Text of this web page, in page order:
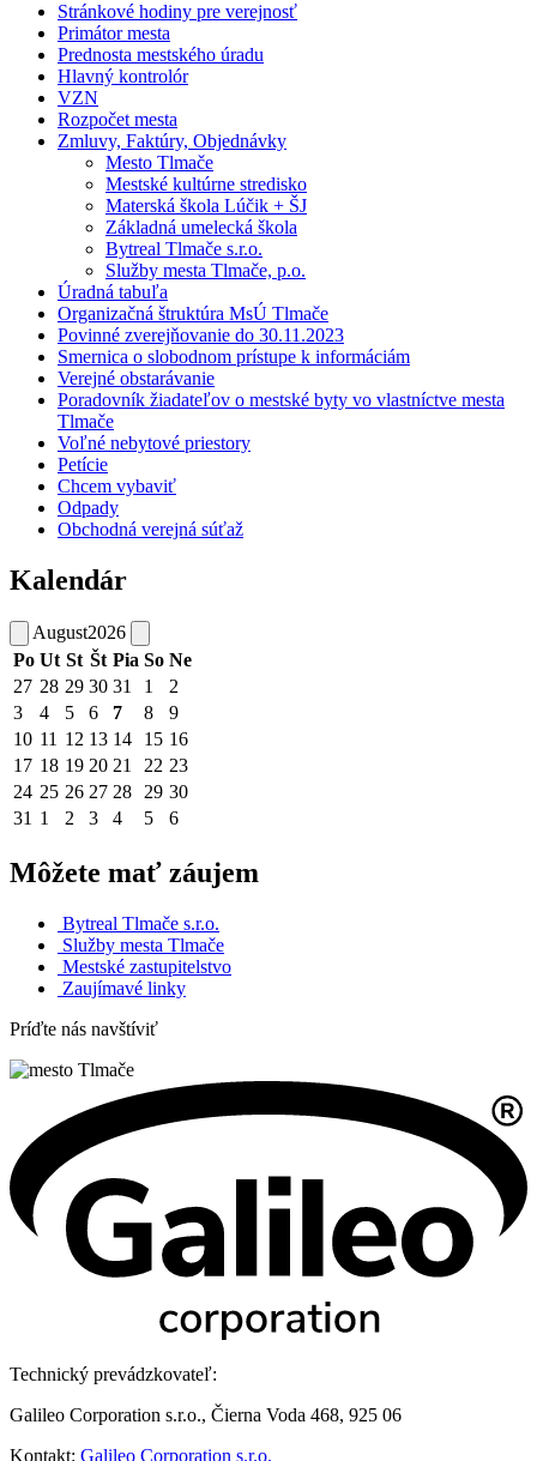
Stránkové hodiny pre verejnosť
Primátor mesta
Prednosta mestského úradu
Hlavný kontrolór
VZN
Rozpočet mesta
Zmluvy, Faktúry, Objednávky
Mesto Tlmače
Mestské kultúrne stredisko
Materská škola Lúčik + ŠJ
Základná umelecká škola
Bytreal Tlmače s.r.o.
Služby mesta Tlmače, p.o.
Úradná tabuľa
Organizačná štruktúra MsÚ Tlmače
Povinné zverejňovanie do 30.11.2023
Smernica o slobodnom prístupe k informáciám
Verejné obstarávanie
Poradovník žiadateľov o mestské byty vo vlastníctve mesta
Tlmače
Voľné nebytové priestory
Petície
Chcem vybaviť
Odpady
Obchodná verejná súťaž
Kalendár
August2026
Po Ut St Št Pia So Ne
27 28 29 30 31 1
2
3
4 5 6 7 8
9
10 11 12 13 14 15 16
17 18 19 20 21 22 23
24 25 26 27 28 29 30
31 1 2 3 4 5 6
Môžete mať záujem
Bytreal Tlmače s.r.o.
Služby mesta Tlmače
Mestské zastupitelstvo
Zaujímavé linky
Príďte nás navštíviť
Technický prevádzkovateľ:
Galileo Corporation s.r.o., Čierna Voda 468, 925 06
Kontakt: Galileo Corporation s.r.o.